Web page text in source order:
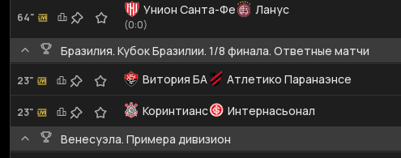
64"
Унион Санта-Фе Ланус
(0:0)
Бразилия. Кубок Бразилии. 1/8 финала. Ответные матчи
23" Витория БА Атлетико Паранаэнсе
23" Коринтианс Интернасьонал
Венесуэла. Примера дивизион